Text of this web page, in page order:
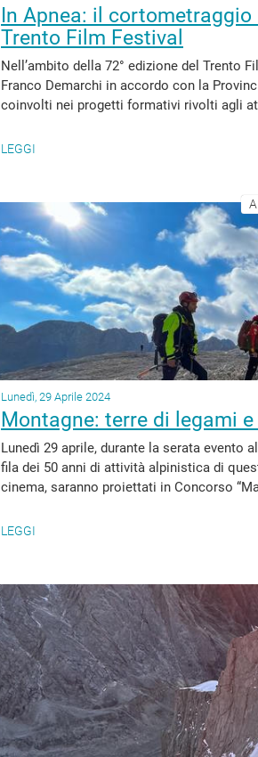
In Apnea: il
Trento Film Festival
Nell’ambito della 72° edizione del Trento
Franco Demarchi in accordo con la
coinvolti nei progetti formativi rivolti agli
LEGGI
Lunedì, 29 Aprile 2024
Montagne: terre di legami
Lunedì 29 aprile, durante la serata evento
fila dei 50 anni di attività alpinistica di
cinema, saranno proiettati in Concorso
LEGGI